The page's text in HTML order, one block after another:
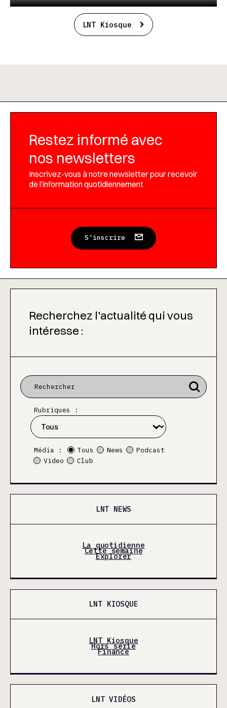
LNT Kiosque
Restez informé avec
nos newsletters
Inscrivez-vous à notre newsletter pour recevoir
de l’information quotidiennement
S'inscrire
Recherchez l'actualité qui vous
intéresse :
Rubriques :
Média : Tous News
Podcast
Video
Club
LNT NEWS
La quotidienne
Cette semaine
Explorer
LNT KIOSQUE
LNT Kiosque
Hors série
Finance
LNT VIDÉOS